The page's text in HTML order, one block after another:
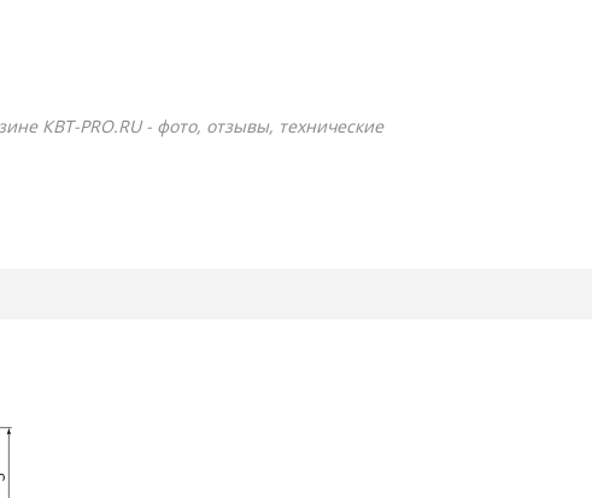
КВТ-PRO.RU - фото, отзывы, технические